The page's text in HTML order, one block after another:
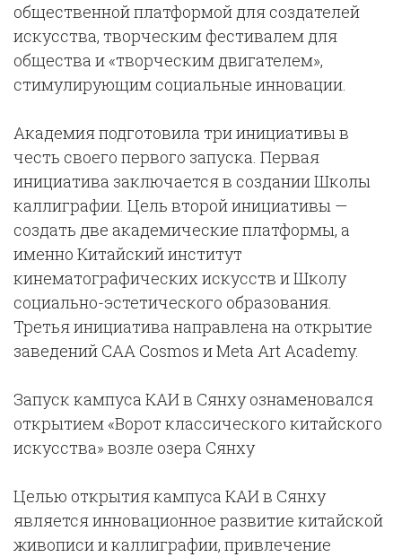
общественной платформой для создателей
искусства, творческим фестивалем для
общества и «творческим двигателем»,
стимулирующим социальные инновации.
Академия подготовила три инициативы в
честь своего первого запуска. Первая
инициатива заключается в создании Школы
каллиграфии. Цель второй инициативы —
создать две академические платформы, а
именно Китайский институт
кинематографических искусств и Школу
социально-эстетического образования.
Третья инициатива направлена на открытие
заведений CAA Cosmos и Meta Art Academy.
Запуск кампуса КАИ в Сянху ознаменовался
открытием «Ворот классического китайского
искусства» возле озера Сянху
Целью открытия кампуса КАИ в Сянху
является инновационное развитие китайской
живописи и каллиграфии, привлечение